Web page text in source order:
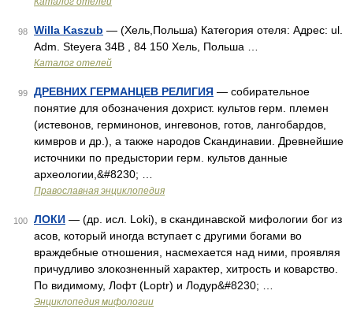
98 Willa Kaszub — (Хель,Польша) Категория отеля: Адрес: ul.
Adm. Steyera 34B , 84 150 Хель, Польша …
Каталог отелей
99 ДРЕВНИХ ГЕРМАНЦЕВ РЕЛИГИЯ — собирательное
понятие для обозначения дохрист. культов герм. племен
(истевонов, герминонов, ингевонов, готов, лангобардов,
кимвров и др.), а также народов Скандинавии. Древнейшие
источники по предыстории герм. культов данные
археологии,&#8230; …
Православная энциклопедия
100 ЛОКИ — (др. исл. Loki), в скандинавской мифологии бог из
асов, который иногда вступает с другими богами во
враждебные отношения, насмехается над ними, проявляя
причудливо злокозненный характер, хитрость и коварство.
По видимому, Лофт (Loptr) и Лодур&#8230; …
Энциклопедия мифологии